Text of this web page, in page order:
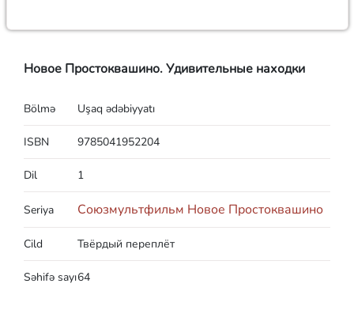
Новое Простоквашино. Удивительные находки
Bölmə Uşaq ədəbiyyatı
ISBN 9785041952204
Dil 1
Seriya Союзмультфильм Новое Простоквашино
Cild Твёрдый переплёт
Səhifə sayı64